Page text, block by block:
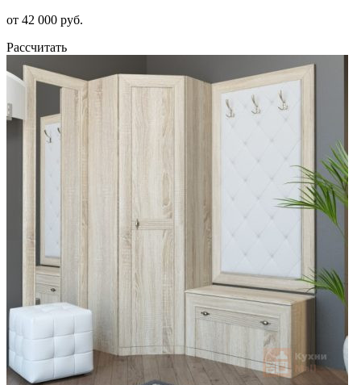
от 42 000 руб.
Рассчитать